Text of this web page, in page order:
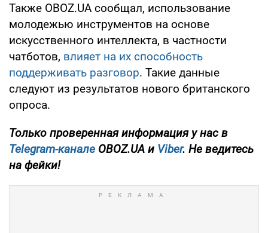
Также OBOZ.UA сообщал, использование
молодежью инструментов на основе
искусственного интеллекта, в частности
чатботов, влияет на их способность
поддерживать разговор. Такие данные
следуют из результатов нового британского
опроса.
Только проверенная информация у нас в
Telegram-канале OBOZ.UA и Viber. Не ведитесь
на фейки!